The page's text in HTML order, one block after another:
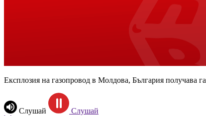
Експлозия на газопровод в Молдова, България получава
Слушай Слушай